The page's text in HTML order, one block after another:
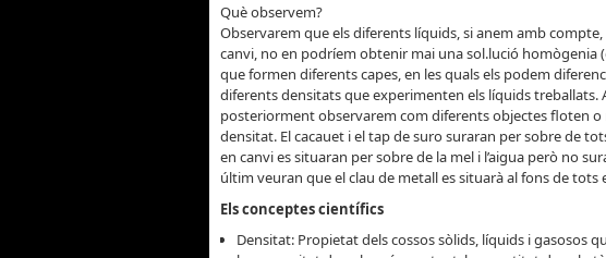
Què observem?
Observarem que els diferents líquids, si anem amb compte,
canvi, no en podríem obtenir mai una sol.lució homògenia
que formen diferents capes, en les quals els podem
diferents densitats que experimenten els líquids treballats.
posteriorment observarem com diferents objectes floten o
densitat. El cacauet i el tap de suro suraran per sobre de
en canvi es situaran per sobre de la mel i l’aigua però no
últim veuran que el clau de metall es situarà al fons de tots
Els conceptes científics
Densitat: Propietat dels cossos sòlids, líquids i gasosos